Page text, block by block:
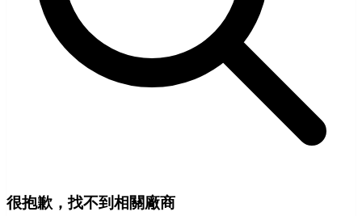
很抱歉，找不到相關廠商